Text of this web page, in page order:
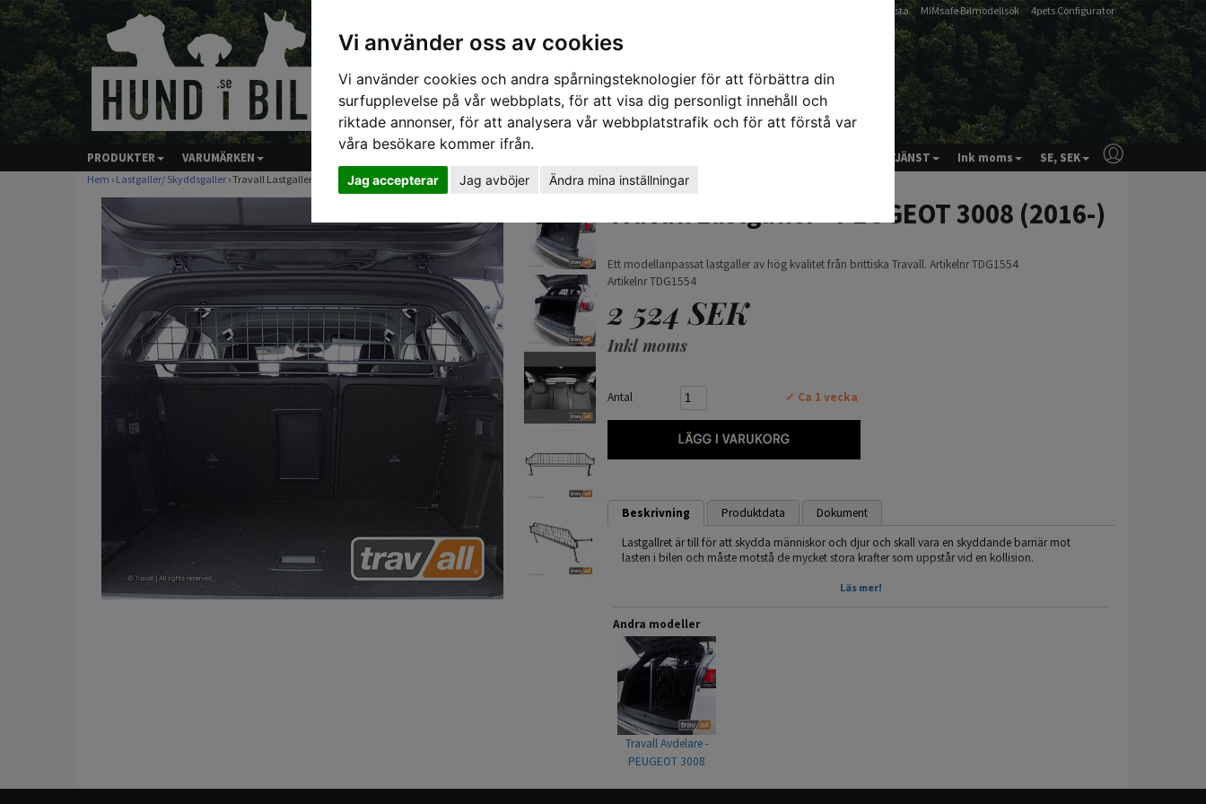
Vi använder oss av cookies
Vi använder cookies och andra spårningsteknologier för att förbättra din
surfupplevelse på vår webbplats, för att visa dig personligt innehåll och
riktade annonser, för att analysera vår webbplatstrafik och för att förstå var
våra besökare kommer ifrån.
Jag accepterar Jag avböjer Ändra mina inställningar
Artfex Passlista- MIMsafe Bilmodellsök- 4pets Configurator
PRODUKTER VARUMÄRKEN KUNDTJÄNST Ink moms SE, SEK
Hem › Lastgaller/ Skyddsgaller › Travall Lastgaller - PEUGEOT 3008 (2016-)
Travall Lastgaller - PEUGEOT 3008 (2016-)
Ett modellanpassat lastgaller av hög kvalitet från brittiska Travall. Artikelnr TDG1554
Artikelnr TDG1554
2 524 SEK
Inkl moms
Antal ✓ Ca 1 vecka
Beskrivning Produktdata
Dokument
Lastgallret är till för att skydda människor och djur och skall vara en skyddande barriär mot
lasten i bilen och måste motstå de mycket stora krafter som uppstår vid en kollision.
Det mest effektiva är att installera ett lastgaller mellan baksätet och lastutrymmet på bilen, detta
bilen.
Travall är en Brittisk tillverkare av högkvalitativa lastgaller och avdelare med över 30 års
erfarenhet.
Läs gärna monteringsanvisningen (under fliken dokument) där fler bilder och beskrivning av
monteringen finns.
- Modellanpassade
- Snabb & enkel montering
- Skrammel och gnisselfria
Läs mer!
Andra modeller
Travall Avdelare -
PEUGEOT 3008